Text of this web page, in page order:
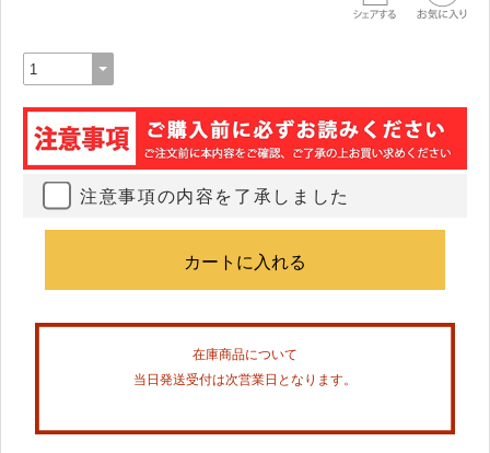
注意事項の内容を了承しました
在庫商品について
当日発送受付は次営業日となります。